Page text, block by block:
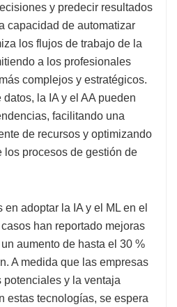
y predecir resultados
capacidad de automatizar
los flujos de trabajo de la
a los profesionales
complejos y estratégicos.
la IA y el AA pueden
facilitando una
de recursos y optimizando
los procesos de gestión de
en adoptar la IA y el ML en el
han reportado mejoras
aumento de hasta el 30 %
A medida que las empresas
y la ventaja
estas tecnologías, se espera